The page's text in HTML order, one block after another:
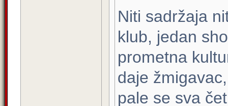
Niti sadržaja
klub, jedan
prometna
daje
pale se sva